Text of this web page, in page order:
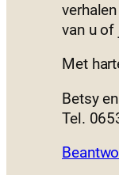
van u of
Met
Betsy
Tel.